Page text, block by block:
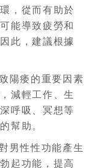
，從而有助於
能導致疲勞和
此，建議根據
陽痿的重要因素
減輕工作、生
呼吸、冥想等
幫助。
男性性功能產生
起功能，提高